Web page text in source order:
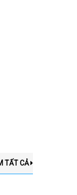
TẤT CẢ